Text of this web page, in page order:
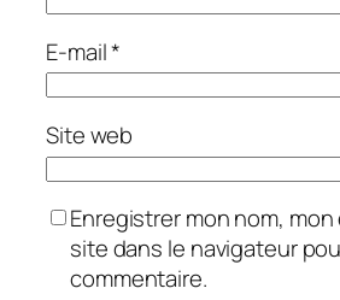
E-mail*
Site web
Enregistrer mon nom,
site dans le navigateur
commentaire.